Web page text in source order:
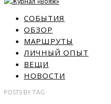
СОБЫТИЯ
ОБЗОР
МАРШРУТЫ
ЛИЧНЫЙ ОПЫТ
ВЕЩИ
НОВОСТИ
POSTS BYTAG